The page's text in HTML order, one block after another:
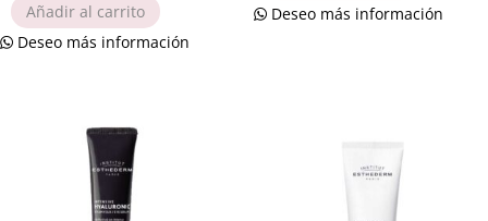
Añadir al carrito
Deseo más información
Deseo más información